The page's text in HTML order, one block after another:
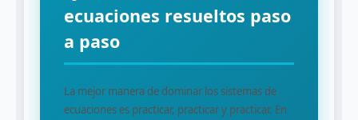
ecuaciones resueltos paso
a paso
La mejor manera de dominar los sistemas de
ecuaciones es practicar, practicar y practicar. En